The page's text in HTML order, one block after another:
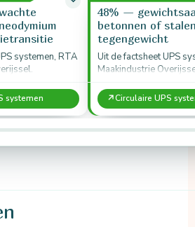
systemen, RTA
systemen
48% —
betonnen of
tegengewicht
Uit de factsheet UPS
Maakindustrie
↗Circulaire UPS